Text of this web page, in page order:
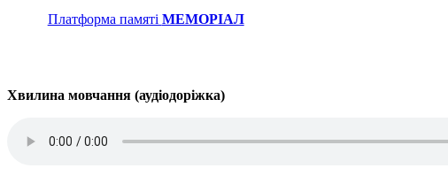
Платформа памяті МЕМОРІАЛ
Хвилина мовчання (аудіодоріжка)